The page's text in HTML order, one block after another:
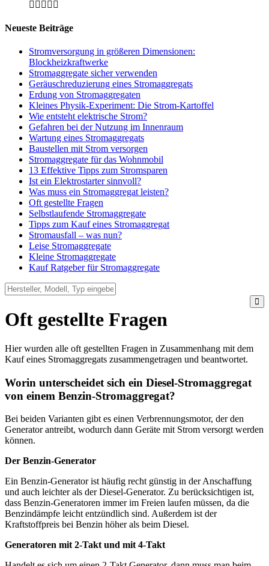
Neueste Beiträge
Stromversorgung in größeren Dimensionen:
Blockheizkraftwerke
Stromaggregate sicher verwenden
Geräuschreduzierung eines Stromaggregats
Erdung von Stromaggregaten
Kleines Physik-Experiment: Die Strom-Kartoffel
Wie entsteht elektrische Strom?
Gefahren bei der Nutzung im Innenraum
Wartung eines Stromaggregats
Baustellen mit Strom versorgen
Stromaggregate für das Wohnmobil
13 Effektive Tipps zum Stromsparen
Ist ein Elektrostarter sinnvoll?
Was muss ein Stromaggregat leisten?
Oft gestellte Fragen
Selbstlaufende Stromaggregate
Tipps zum Kauf eines Stromaggregat
Stromausfall – was nun?
Leise Stromaggregate
Kleine Stromaggregate
Kauf Ratgeber für Stromaggregate
Oft gestellte Fragen
Hier wurden alle oft gestellten Fragen in Zusammenhang mit dem
Kauf eines Stromaggregats zusammengetragen und beantwortet.
Worin unterscheidet sich ein Diesel-Stromaggregat
von einem Benzin-Stromaggregat?
Bei beiden Varianten gibt es einen Verbrennungsmotor, der den
Generator antreibt, wodurch dann Geräte mit Strom versorgt werden
können.
Der Benzin-Generator
Ein Benzin-Generator ist häufig recht günstig in der Anschaffung
und auch leichter als der Diesel-Generator. Zu berücksichtigen ist,
dass Benzin-Generatoren immer im Freien laufen müssen, da die
Benzindämpfe leicht entzündlich sind. Außerdem ist der
Kraftstoffpreis bei Benzin höher als beim Diesel.
Generatoren mit 2-Takt und mit 4-Takt